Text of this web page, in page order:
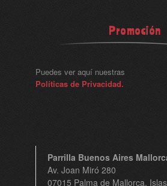
Promoción
Puedes ver aquí nuestras
Políticas de Privacidad.
Parrilla Buenos Aires
Av. Joan Miró 280
07015 Palma de Mallorca,